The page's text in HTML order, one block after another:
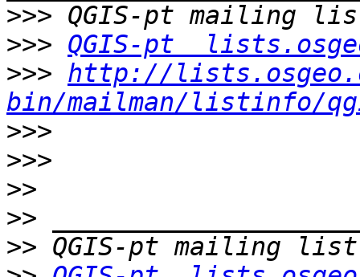
>>>
>>> QGIS-pt
>>> http://
bin/mailman/listinfo/
>>>
>>>
>>
>>
>>